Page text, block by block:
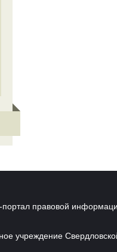
правовой
учреждение